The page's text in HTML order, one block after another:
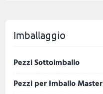
Imballaggio
Pezzi Sottoimballo
Pezzi per Imballo Master